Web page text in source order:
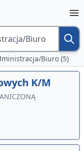
Biuro
Biuro (5)
K/M